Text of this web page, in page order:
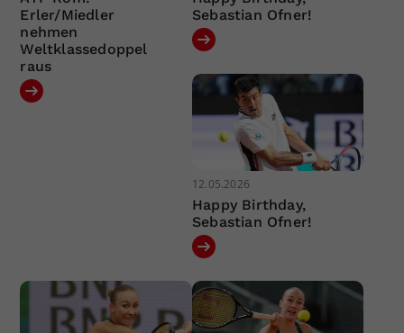
Erler/Miedler
nehmen
Weltklassedoppel
raus
Sebastian Ofner!
12.05.2026
Happy Birthday,
Sebastian Ofner!